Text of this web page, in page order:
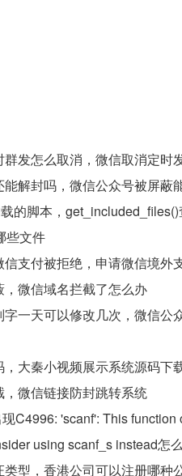
发怎么取消，微信取消定时
解封吗，微信公众号被屏蔽
的脚本，
些文件
支付被拒绝，申请微信境外
微信域名拦截了怎么办
一天可以修改几次，微信公
大秦小视频展示系统源码下
微信链接防封跳转系统
C4996: 'scanf': This function
using scanf_s instead怎
型，香港公司可以注册哪种